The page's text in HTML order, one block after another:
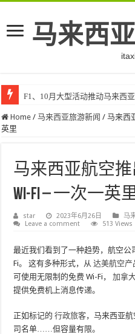
马来西
F1、10月大型活动推动马来西
Home / 马来西亚旅游新闻 / 马来西
英里
马来西亚航空
Wi-Fi – 一次一英
star 2023年6月26日
马
Leave a comment
513 Views
最近我们看到了一种趋势，航空公
Fi。 这有多种形式，从达美航空产
可使用无限制的免费 Wi-Fi，加拿
提供免费机上消息传递。
正如标记的行政旅客，马来西亚
司名单……但容量有限。